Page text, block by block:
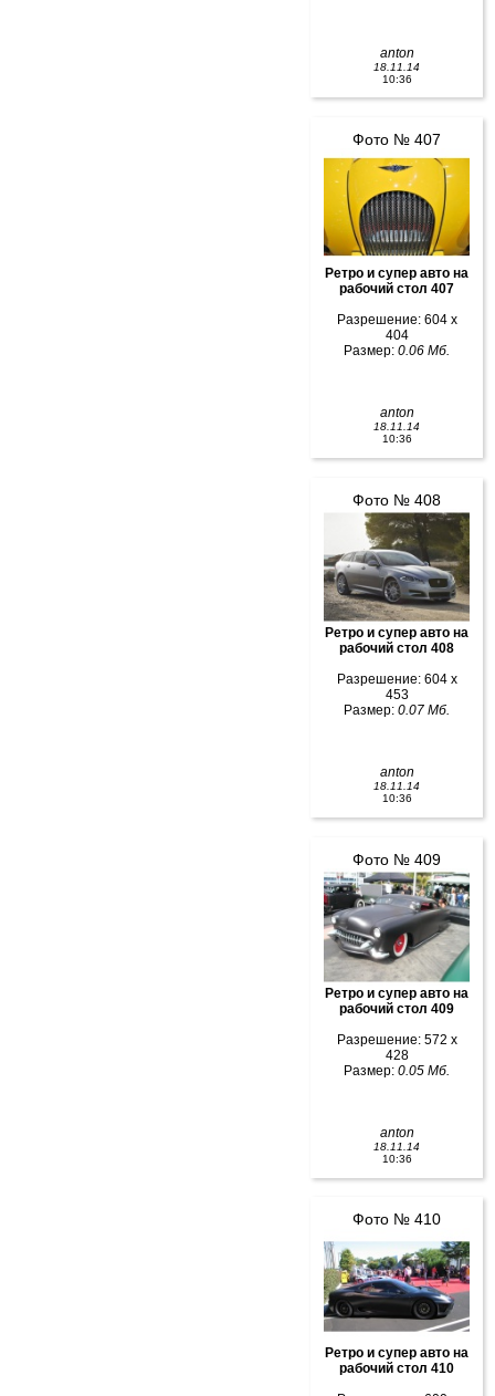
anton
18.11.14
10:36
Фото № 407
Ретро и супер авто на
рабочий стол 407
Разрешение: 604 x
404
Размер: 0.06 Мб.
anton
18.11.14
10:36
Фото № 408
Ретро и супер авто на
рабочий стол 408
Разрешение: 604 x
453
Размер: 0.07 Мб.
anton
18.11.14
10:36
Фото № 409
Ретро и супер авто на
рабочий стол 409
Разрешение: 572 x
428
Размер: 0.05 Мб.
anton
18.11.14
10:36
Фото № 410
Ретро и супер авто на
рабочий стол 410